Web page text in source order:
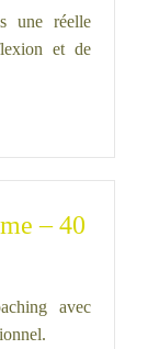
une réelle
et de
– 40
avec